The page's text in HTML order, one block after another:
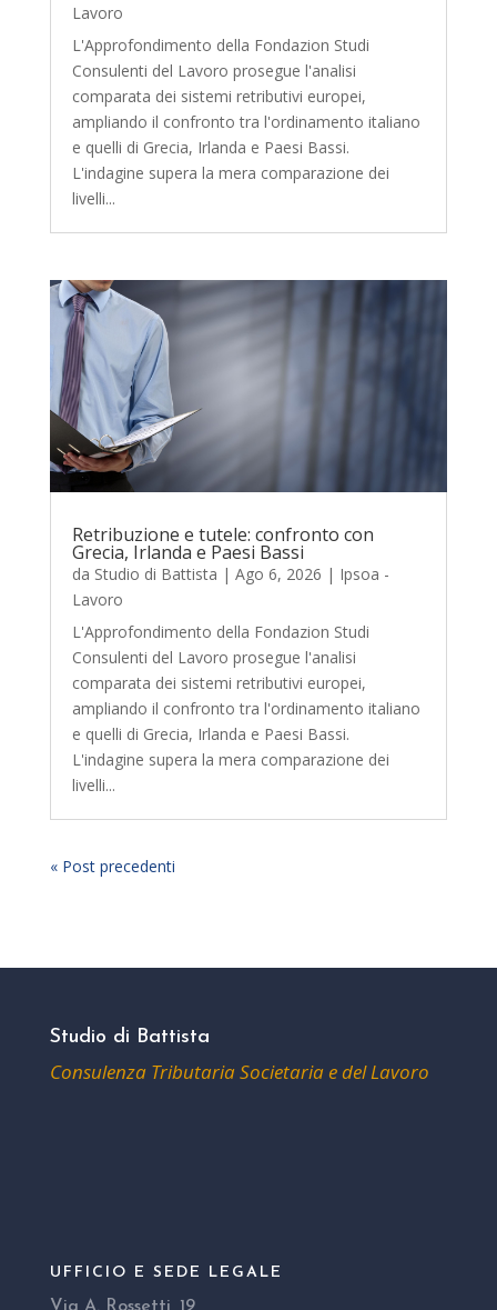
Lavoro
L'Approfondimento della Fondazion Studi
Consulenti del Lavoro prosegue l'analisi
comparata dei sistemi retributivi europei,
ampliando il confronto tra l'ordinamento italiano
e quelli di Grecia, Irlanda e Paesi Bassi.
L'indagine supera la mera comparazione dei
livelli...
Retribuzione e tutele: confronto con
Grecia, Irlanda e Paesi Bassi
da Studio di Battista | Ago 6, 2026 | Ipsoa -
Lavoro
L'Approfondimento della Fondazion Studi
Consulenti del Lavoro prosegue l'analisi
comparata dei sistemi retributivi europei,
ampliando il confronto tra l'ordinamento italiano
e quelli di Grecia, Irlanda e Paesi Bassi.
L'indagine supera la mera comparazione dei
livelli...
« Post precedenti
Studio di Battista
Consulenza Tributaria Societaria e del Lavoro
UFFICIO E SEDE LEGALE